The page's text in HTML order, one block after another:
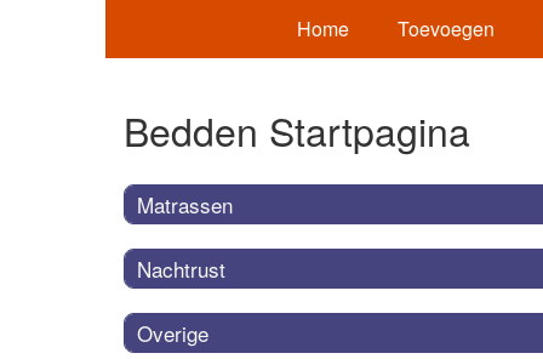
Home Toevoegen
Bedden Startpagina
Matrassen
Nachtrust
Overige